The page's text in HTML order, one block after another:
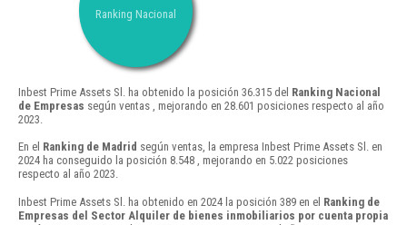
Ranking Nacional
Inbest Prime Assets Sl. ha obtenido la posición 36.315 del Ranking Nacional
de Empresas según ventas , mejorando en 28.601 posiciones respecto al año
2023.
En el Ranking de Madrid según ventas, la empresa Inbest Prime Assets Sl. en
2024 ha conseguido la posición 8.548 , mejorando en 5.022 posiciones
respecto al año 2023.
Inbest Prime Assets Sl. ha obtenido en 2024 la posición 389 en el Ranking de
Empresas del Sector Alquiler de bienes inmobiliarios por cuenta propia